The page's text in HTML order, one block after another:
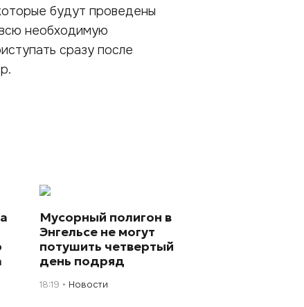
будут проведены
необходимую
сразу после
Мусорный полигон в
Энгельсе не могут
потушить четвертый
день подряд
18:19 Новости